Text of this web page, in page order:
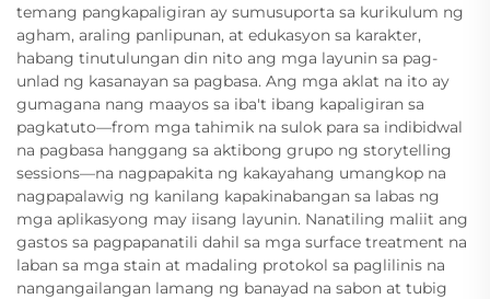
temang pangkapaligiran ay sumusuporta sa kurikulum ng
agham, araling panlipunan, at edukasyon sa karakter,
habang tinutulungan din nito ang mga layunin sa pag-
unlad ng kasanayan sa pagbasa. Ang mga aklat na ito ay
gumagana nang maayos sa iba't ibang kapaligiran sa
pagkatuto—from mga tahimik na sulok para sa indibidwal
na pagbasa hanggang sa aktibong grupo ng storytelling
sessions—na nagpapakita ng kakayahang umangkop na
nagpapalawig ng kanilang kapakinabangan sa labas ng
mga aplikasyong may iisang layunin. Nanatiling maliit ang
gastos sa pagpapanatili dahil sa mga surface treatment na
laban sa mga stain at madaling protokol sa paglilinis na
nangangailangan lamang ng banayad na sabon at tubig